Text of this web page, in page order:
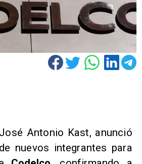
Antonio Kast, anunció
nuevos integrantes para